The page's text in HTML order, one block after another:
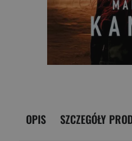
OPIS SZCZEGÓŁY